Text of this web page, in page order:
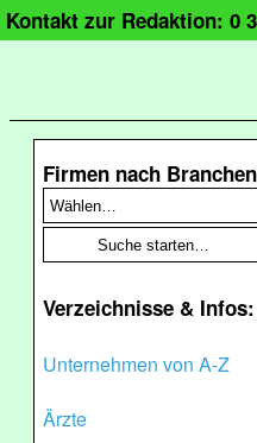
Kontakt zur Redaktion: 0
Firmen nach
Verzeichnisse & Infos:
Unternehmen von A-Z
Ärzte